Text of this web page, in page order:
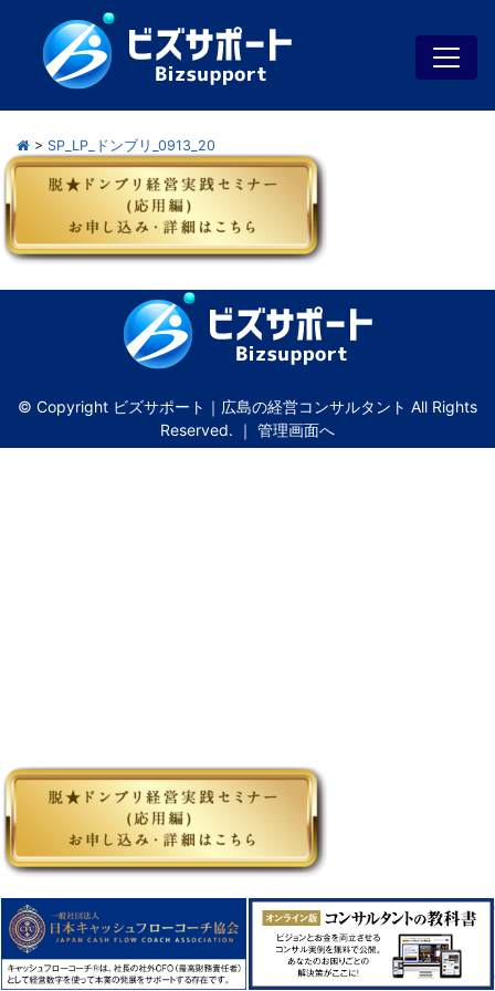
> SP_LP_ドンブリ_0913_20
© Copyright ビズサポート｜広島の経営コンサルタント All Rights
Reserved. ｜ 管理画面へ